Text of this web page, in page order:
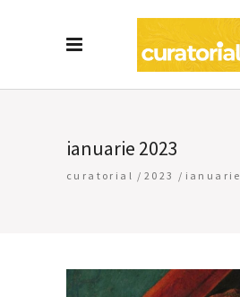
ianuarie 2023
curatorial / 2023 / ianuarie